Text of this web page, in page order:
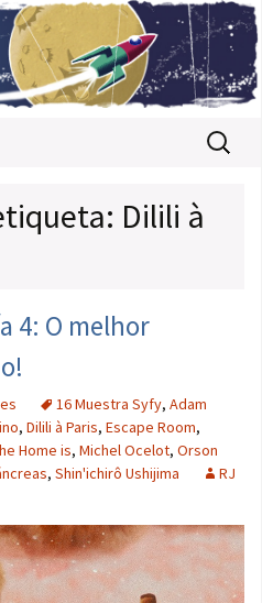
Buscar:
Dilili à
4: O melhor
16 Muestra Syfy, Adam
, Dilili à Paris, Escape Room,
Home is, Michel Ocelot, Orson
, Shin'ichirô Ushijima
RJ